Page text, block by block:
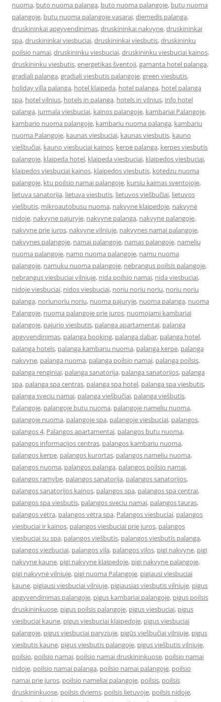
nuoma, buto nuoma palanga, buto nuoma palangoje, butų nuoma
palangoje, butu nuoma palangoje vasarai,diemedis palanga,
druskininkai apgyvendinimas,druskininkai nakvyne,druskininkai
spa,druskininkai viesbuciai,druskininkai viesbutis,druskininku
poilsio namai,druskininku viesbuciai,druskininku viesbuciai kainos,
druskininku viesbutis,energetikas šventoji,gamanta hotel palanga,
gradiali palanga,gradiali viesbutis palangoje,green viesbutis,
holiday villa palanga, hotel klaipeda, hotel palanga, hotel palanga
spa, hotel vilnius, hotels in palanga, hotels in vilnius, info hotel
palanga, jurmala viesbuciai, kainos palangoje, kambariai Palangoje,
kambario nuoma palangoje, kambariu nuoma palanga, kambariu
nuoma Palangoje, kaunas viesbuciai, kaunas viesbutis, kauno
viešbučiai, kauno viesbuciai kainos, kerpė palanga, kerpes viesbutis
palangoje, klaipeda hotel, klaipeda viesbuciai, klaipedos viesbuciai,
klaipedos viesbuciai kainos, klaipedos viesbutis, kotedzu nuoma
palangoje, ktu poilsio namai palangoje, kursiu kaimas sventojoje,
lietuva sanatorija, lietuva viesbutis, lietuvos viešbučiai, lietuvos
viešbutis, mikroautobusu nuoma, nakvyne klaipedoje, nakvynė
nidoje, nakvyne pajuryje, nakvyne palanga, nakvyne palangoje,
nakvyne prie juros, nakvyne vilniuje, nakvynes namai palangoje,
nakvynes palangoje, namai palangoje, namas palangoje, namelių
nuoma palangoje, namo nuoma palangoje, namu nuoma
palangoje, namuku nuoma palangoje, nebrangus poilsis palangoje,
nebrangus viesbuciai vilniuje, nida poilsio namai, nida viesbuciai,
nidoje viesbuciai, nidos viesbuciai, noriu noriu noriu, noriu noriu
palanga, noriunoriu noriu, nuoma pajuryje, nuoma palanga, nuoma
Palangoje, nuoma palangoje prie juros, nuomojami kambariai
palangoje, pajurio viesbutis, palanga apartamentai, palanga
apgyvendinimas, palanga booking, palanga dabar, palanga hotel,
palanga hotels, palanga kambariu nuoma, palanga kerpe, palanga
nakvyne, palanga nuoma, palanga poilsio namai, palanga poilsis,
palanga renginiai, palanga sanatorija, palanga sanatorijos, palanga
spa, palanga spa centras, palanga spa hotel, palanga spa viesbutis,
palanga sveciu namai, palanga viešbučiai, palanga viešbutis,
Palangoje, palangoje butu nuoma, palangoje nameliu nuoma,
palangoje nuoma, palangoje spa, palangoje viesbuciai, palangos,
palangos 4, Palangos apartamentai, palangos butu nuoma,
palangos informacijos centras, palangos kambariu nuoma,
palangos kerpe, palangos kurortas, palangos nameliu nuoma,
palangos nuoma, palangos palanga, palangos poilsio namai,
palangos ramybe, palangos sanatorija, palangos sanatorijos,
palangos sanatorijos kainos, palangos spa, palangos spa centrai,
palangos spa viesbutis, palangos sveciu namai, palangos tauras,
palangos vėtra, palangos vėtra spa, Palangos viesbuciai, palangos
viesbuciai ir kainos, palangos viesbuciai prie juros, palangos
viesbuciai su spa, palangos viešbutis, palangos viesbutis palanga,
palangos viezbuciai, palangos vila, palangos vilos, pigi nakvyne, pigi
nakvyne kaune, pigi nakvyne klaipedoje, pigi nakvyne palangoje,
pigi nakvynė vilniuje, pigi nuoma Palangoje, pigiausi viesbuciai
kaune, pigiausi viesbuciai vilniuje, pigiausias viesbutis vilniuje, pigus
apgyvendinimas palangoje, pigus kambariai palangoje, pigus poilsis
druskininkuose, pigus poilsis palangoje, pigus viesbuciai, pigus
viesbuciai kaune, pigus viesbuciai klaipedoje, pigus viesbuciai
palangoje, pigus viesbuciai paryziuje, pigūs viešbučiai vilniuje, pigus
viesbutis kaune, pigus viesbutis palangoje, pigus viešbutis vilniuje,
poilsio, poilsio namai, poilsio namai druskininkuose, poilsio namai
nidoje, poilsio namai palanga, poilsio namai palangoje, poilsio
namai prie juros, poilsio nameliai palangoje, poilsis, poilsis
druskininkuose, poilsis dviems, poilsis lietuvoje, poilsis nidoje,